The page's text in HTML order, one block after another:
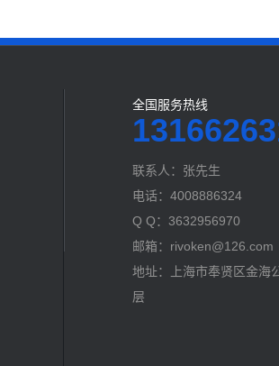
全国服务热线
联系人：张先生
电话：4008886324
Q Q：3632956970
邮箱：rivoken@126.com
地址：上海市奉贤区金海
层